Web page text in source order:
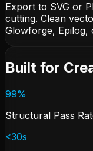
Export to SVG or
cutting. Clean
Glowforge, Epilog,
Built for
99%
Structural Pass
<30s